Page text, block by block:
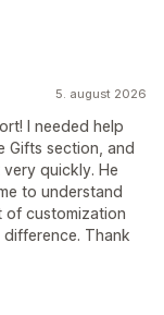
5. august 2026
I needed help
Gifts section, and
quickly. He
to understand
of customization
Thank